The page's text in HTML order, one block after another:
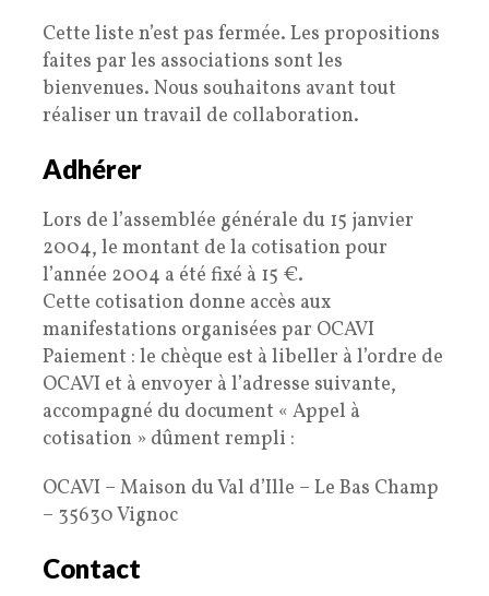
Cette liste n’est pas fermée. Les propositions
faites par les associations sont les
bienvenues. Nous souhaitons avant tout
réaliser un travail de collaboration.
Adhérer
Lors de l’assemblée générale du 15 janvier
2004, le montant de la cotisation pour
l’année 2004 a été fixé à 15 €.
Cette cotisation donne accès aux
manifestations organisées par OCAVI
Paiement : le chèque est à libeller à l’ordre de
OCAVI et à envoyer à l’adresse suivante,
accompagné du document « Appel à
cotisation » dûment rempli :
OCAVI – Maison du Val d’Ille – Le Bas Champ
– 35630 Vignoc
Contact